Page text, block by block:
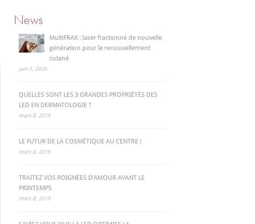
News
MultiFRAX : laser fractionné de nouvelle
génération pour le renouvellement
cutané
juin 5, 2026
QUELLES SONT LES 3 GRANDES PROPRIÉTÉS DES
LED EN DERMATOLOGIE ?
mars 8, 2019
LE FUTUR DE LA COSMÉTIQUE AU CENTRE !
mars 8, 2019
TRAITEZ VOS POIGNÉES D’AMOUR AVANT LE
PRINTEMPS
mars 8, 2019